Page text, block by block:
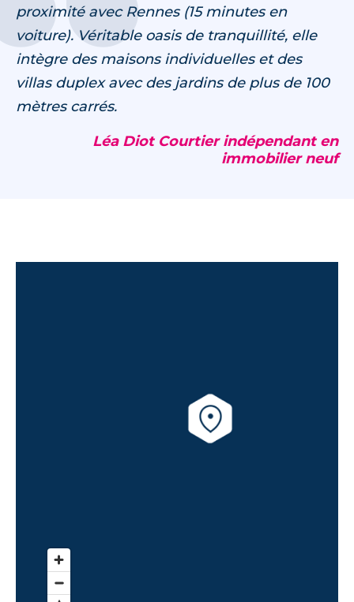
proximité avec Rennes (15 minutes en
voiture). Véritable oasis de tranquillité, elle
intègre des maisons individuelles et des
villas duplex avec des jardins de plus de 100
mètres carrés.
Léa Diot Courtier indépendant en
immobilier neuf